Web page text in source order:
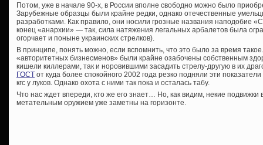
Потом, уже в начале 90-х, в России вполне свободно можно было
Зарубежные образцы были крайне редки, однако отечественные
разработками. Как правило, они носили грозные названия наподобие
конец «анархии» — так, сила натяжения легальных арбалетов была
огорчает и поныне украинских стрелков).
В принципе, понять можно, если вспомнить, что это было за время
«авторитетных бизнесменов» были крайне озабочены собственным
кишели киллерами, так и норовившими засадить стрелу-другую в их
ГОСТ от куда более спокойного 2002 года резко подняли эти
кгс у луков. Однако охота с ними так пока и осталась табу.
Что нас ждет впереди, кто же его знает… Но, как видим, некие
метательным оружием уже заметны на горизонте.